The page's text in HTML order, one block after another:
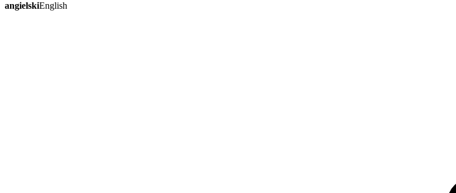
angielskiEnglish